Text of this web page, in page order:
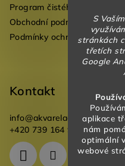
S
stránkách
třetích
Google
aplikace
nám
optimální
webové
Program čistého vzduchu
Obchodní podmínky
Podmínky ochrany osobních
Kontakt
info@akvareladesign.cz
+420 739 164 946